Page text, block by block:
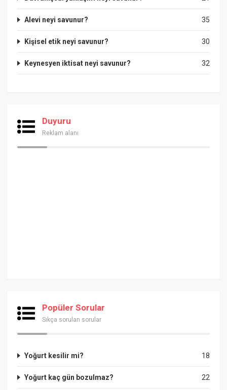
35
Alevi neyi savunur?
30
Kişisel etik neyi savunur?
32
Keynesyen iktisat neyi savunur?
Duyuru
Reklam alanı
Popüler Sorular
Sıkça sorulan sorular
18
Yoğurt kesilir mi?
22
Yoğurt kaç gün bozulmaz?